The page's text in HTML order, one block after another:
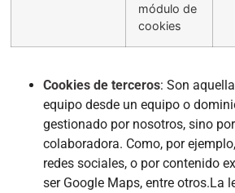
módulo de
cookies
Cookies de terceros: Son
equipo desde un equipo o
gestionado por nosotros, sino
colaboradora. Como, por
redes sociales, o por contenido
ser Google Maps, entre otros.La